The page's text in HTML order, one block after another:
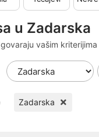
u Zadarska
vašim
Zadarska